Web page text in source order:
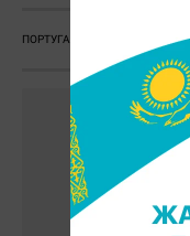
ПОРТУГАЛИЯ